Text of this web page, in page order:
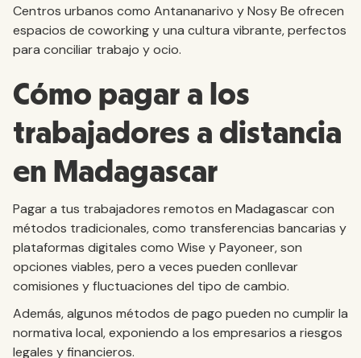
Centros urbanos como Antananarivo y Nosy Be ofrecen
espacios de coworking y una cultura vibrante, perfectos
para conciliar trabajo y ocio.
Cómo pagar a los
trabajadores a distancia
en Madagascar
Pagar a tus trabajadores remotos en Madagascar con
métodos tradicionales, como transferencias bancarias y
plataformas digitales como Wise y Payoneer, son
opciones viables, pero a veces pueden conllevar
comisiones y fluctuaciones del tipo de cambio.
Además, algunos métodos de pago pueden no cumplir la
normativa local, exponiendo a los empresarios a riesgos
legales y financieros.